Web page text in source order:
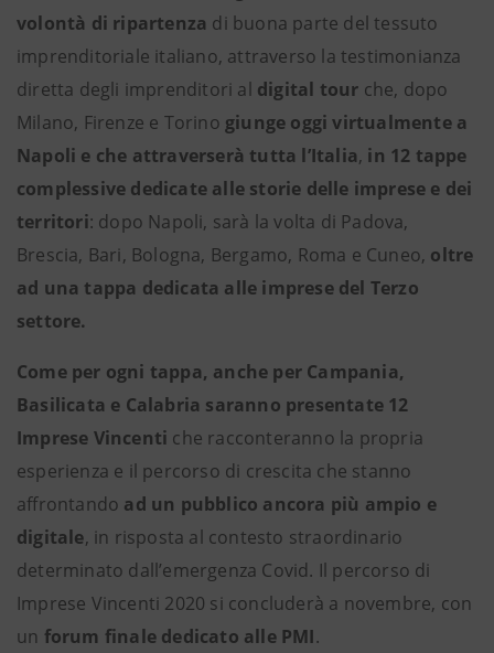
volontà di ripartenza di buona parte del tessuto
imprenditoriale italiano, attraverso la testimonianza
diretta degli imprenditori al digital tour che, dopo
Milano, Firenze e Torino giunge oggi virtualmente a
Napoli e che attraverserà tutta l’Italia, in 12 tappe
complessive dedicate alle storie delle imprese e dei
territori: dopo Napoli, sarà la volta di Padova,
Brescia, Bari, Bologna, Bergamo, Roma e Cuneo, oltre
ad una tappa dedicata alle imprese del Terzo
settore.
Come per ogni tappa, anche per Campania,
Basilicata e Calabria saranno presentate 12
Imprese Vincenti che racconteranno la propria
esperienza e il percorso di crescita che stanno
affrontando ad un pubblico ancora più ampio e
digitale, in risposta al contesto straordinario
determinato dall’emergenza Covid. Il percorso di
Imprese Vincenti 2020 si concluderà a novembre, con
un forum finale dedicato alle PMI.